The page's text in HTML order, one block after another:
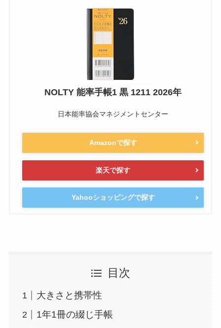
NOLTY 能率手帳1 黒 1211 2026年
日本能率協会マネジメントセンター
Amazonで探す
楽天で探す
Yahooショッピングで探す
目次
大きさと携帯性
1年1冊の綴じ手帳